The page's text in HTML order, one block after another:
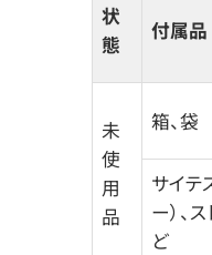
状
態
付属品
未
使
用
品
箱、袋
サイテ
ー）、
ど